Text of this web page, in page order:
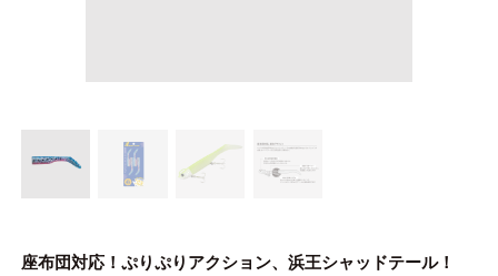
OFFICIAL FAN CLUB
座布団対応！ぷりぷりアクション、浜王シャッドテール！